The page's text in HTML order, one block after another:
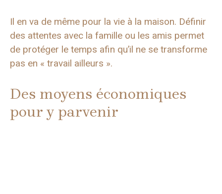
Il en va de même pour la vie à la maison. Définir
des attentes avec la famille ou les amis permet
de protéger le temps afin qu’il ne se transforme
pas en « travail ailleurs ».
Des moyens économiques
pour y parvenir